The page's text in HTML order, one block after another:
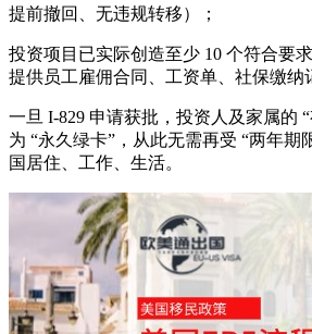
提前撤回、无违规转移）；
投资项目已实际创造至少 10 个符合要
提供员工雇佣合同、工资单、社保缴纳
一旦 I-829 申请获批，投资人及家属的
为 “永久绿卡”，从此无需再受 “两年期
国居住、工作、生活。